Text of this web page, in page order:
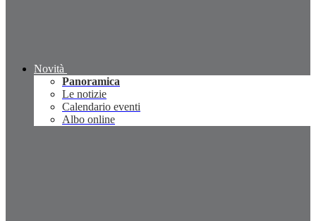
Novità
Panoramica
Le notizie
Calendario eventi
Albo online